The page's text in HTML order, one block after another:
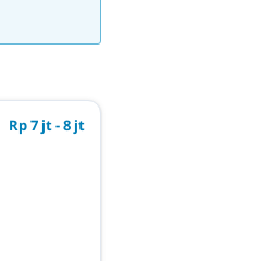
Rp 7 jt - 8 jt